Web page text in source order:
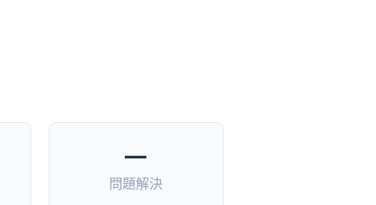
—
問題解決